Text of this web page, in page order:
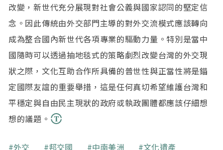
改變，新世代充分展現對社會公義與國家認同的堅定信
念。因此傳統由外交部門主導的對外交流模式應該轉向
成為整合國內新世代各項專業的驅動力量。特別是當中
國隨時可以透過抽地毯式的策略劇烈改變台灣的外交現
狀之際，文化互助合作所具備的普世性與正當性將是錨
定國際友誼的重要舉措，這是任何真切希望維護台灣和
平穩定與自由民主現狀的政府或執政團體都應該仔細想
想的議題。
關鍵字
外交 邦交國 中南美洲
文化遺產